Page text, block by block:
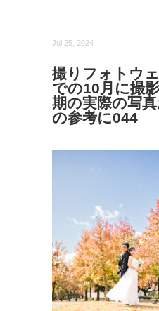
Jul 25, 2024
撮りフォトウ
での10月に撮
期の実際の写
の参考に044